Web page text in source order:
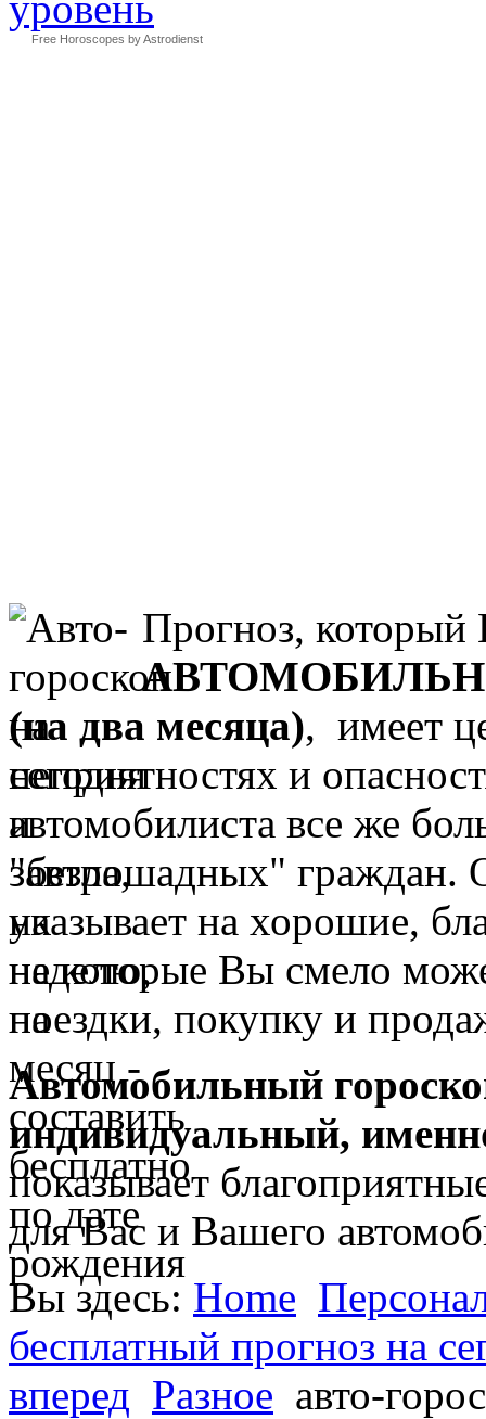
Free Horoscopes by Astrodienst
Прогноз, который
(на два месяца), имеет
неприятностях и
автомобилиста все же
"безлошадных" граждан.
указывает на хорошие,
на которые Вы смело
поездки, покупку и
Автомобильный
индивидуальный,
показывает
для Вас и Вашего
Вы здесь: Home
бесплатный прогноз на
вперед Разное авто-